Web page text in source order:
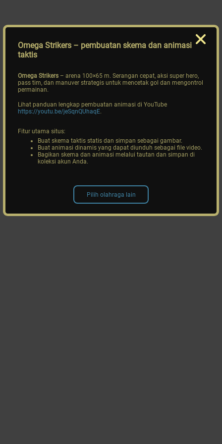
Omega Strikers – pembuatan skema dan animasi
taktis
Omega Strikers – arena 100×65 m. Serangan cepat, aksi super hero,
pass tim, dan manuver strategis untuk mencetak gol dan mengontrol
permainan.
Lihat panduan lengkap pembuatan animasi di YouTube
https://youtu.be/jeSqnQUhaqE.
Fitur utama situs:
Buat skema taktis statis dan simpan sebagai gambar.
Buat animasi dinamis yang dapat diunduh sebagai file video.
Bagikan skema dan animasi melalui tautan dan simpan di
koleksi akun Anda.
Pilih olahraga lain